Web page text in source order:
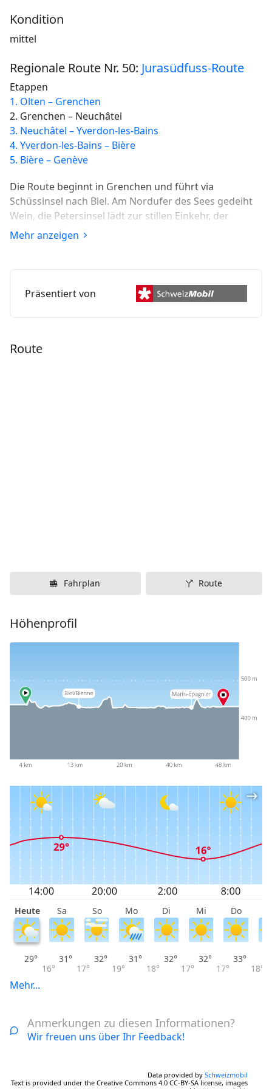
Kondition
mittel
Regionale Route Nr. 50: Jurasüdfuss-Route
Etappen
1. Olten – Grenchen
2. Grenchen – Neuchâtel
3. Neuchâtel – Yverdon-les-Bains
4. Yverdon-les-Bains – Bière
5. Bière – Genève
Die Route beginnt in Grenchen und führt via
Schüssinsel nach Biel. Am Nordufer des Sees gedeiht
Wein, die Petersinsel lädt zur stillen Einkehr, der
künstliche Zihlkanal führt zum Neuenburgersee am
Fusse des Juras. Unterwegs zum Etappenziel passiert
Mehr anzeigen
Präsentiert von
Route
Fahrplan Route
Höhenprofil
Heute Sa So Mo Di Mi Do
29°
16°
31°
17°
32°
19°
31°
18°
32°
17°
32°
17°
33°
18°
Mehr...
Anmerkungen zu diesen Informationen?
Wir freuen uns über Ihr Feedback!
Data provided by Schweizmobil
Text is provided under the Creative Commons 4.0 CC-BY-SA license, images